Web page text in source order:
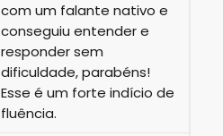
com um falante nativo e
conseguiu entender e
responder sem
dificuldade, parabéns!
Esse é um forte indício de
fluência.